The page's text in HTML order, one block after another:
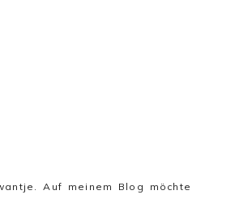
Auf meinem Blog möchte